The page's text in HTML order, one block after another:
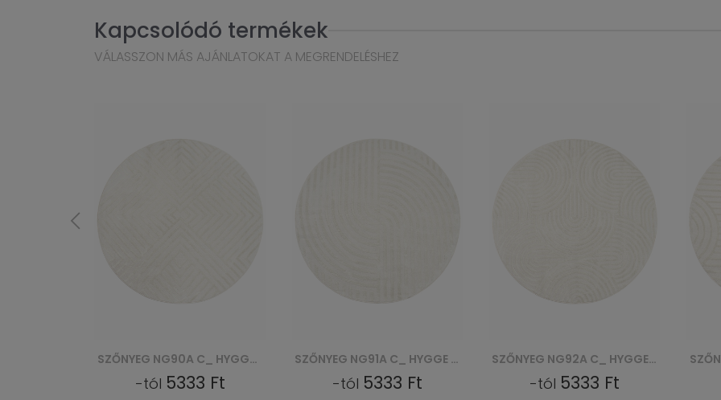
Kapcsolódó termékek
VÁLASSZON MÁS AJÁNLATOKAT A MEGRENDELÉSHEZ
SZŐNYEG NG91A C_ HYGGE - KREMOWY, BIAŁY
-tól 5333 Ft
SZŐNYEG NG92A C_ HYGGE - KREMOWY, BIAŁY
-tól 5333 Ft
SZŐNYEG NG85A C_ HYGGE - KREMOWY, BIAŁY
-tól 5333 Ft